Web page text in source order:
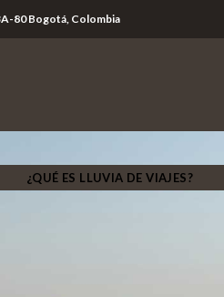
80 Bogotá, Colombia
¿QUÉ ES LLUVIA DE VIAJES?